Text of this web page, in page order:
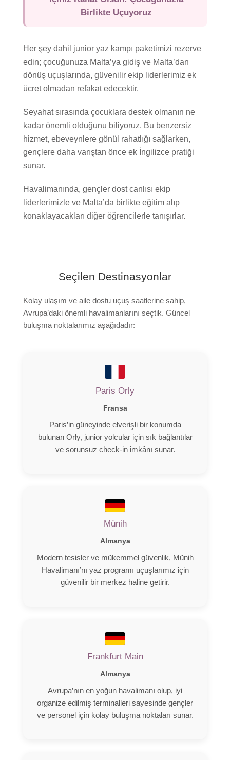
Yaz Okulu
Konaklama
Superior Rezidans
Host Aile
Etkinlikler
Liderleri
Paketler
Video
Birlikte Uçuyoruz
Her şey dahil junior yaz kampı paketimizi rezerve
edin; çocuğunuza Malta’ya gidiş ve Malta’dan
dönüş uçuşlarında, güvenilir ekip liderlerimiz ek
ücret olmadan refakat edecektir.
Seyahat sırasında çocuklara destek olmanın ne
kadar önemli olduğunu biliyoruz. Bu benzersiz
hizmet, ebeveynlere gönül rahatlığı sağlarken,
gençlere daha varıştan önce ek İngilizce pratiği
sunar.
Havalimanında, gençler dost canlısı ekip
liderlerimizle ve Malta’da birlikte eğitim alıp
konaklayacakları diğer öğrencilerle tanışırlar.
Seçilen Destinasyonlar
Kolay ulaşım ve aile dostu uçuş saatlerine sahip,
Avrupa’daki önemli havalimanlarını seçtik. Güncel
buluşma noktalarımız aşağıdadır:
Paris Orly
Fransa
Paris’in güneyinde elverişli bir konumda
bulunan Orly, junior yolcular için sık bağlantılar
ve sorunsuz check-in imkânı sunar.
Münih
Almanya
Modern tesisler ve mükemmel güvenlik, Münih
Havalimanı’nı yaz programı uçuşlarımız için
güvenilir bir merkez haline getirir.
Frankfurt Main
Almanya
Avrupa’nın en yoğun havalimanı olup, iyi
organize edilmiş terminalleri sayesinde gençler
ve personel için kolay buluşma noktaları sunar.